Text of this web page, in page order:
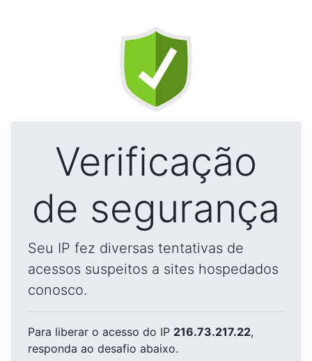
Verificação
de segurança
Seu IP fez diversas tentativas de
acessos suspeitos a sites hospedados
conosco.
Para liberar o acesso do IP 216.73.217.22,
responda ao desafio abaixo.